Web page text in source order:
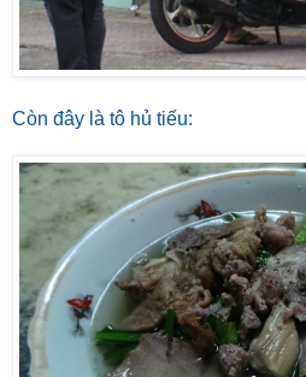
Còn đây là tô hủ tiếu: